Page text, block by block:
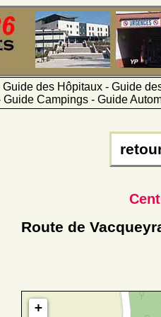
des Hôpitaux - Guide
Campings - Guide
Route de
+